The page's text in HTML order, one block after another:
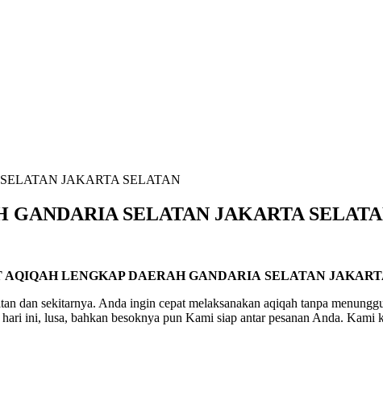
JAKARTA SELATAN
SELATAN JAKARTA
AQIQAH LENGKAP DAERAH GANDARIA SELATAN
dan sekitarnya. Anda ingin cepat melaksanakan aqiqah tanpa
ini, lusa, bahkan besoknya pun Kami siap antar pesanan Anda. Kami